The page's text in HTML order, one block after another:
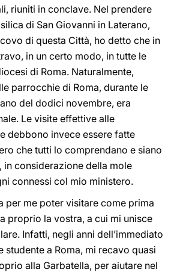
riuniti in conclave. Nel prendere
di San Giovanni in Laterano,
di questa Città, ho detto che in
in un certo modo, in tutte le
di Roma. Naturalmente,
parrocchie di Roma, durante le
del dodici novembre, era
Le visite effettive alle
debbono invece essere fatte
che tutti lo comprendano e siano
in considerazione della mole
connessi col mio ministero.
per me poter visitare come prima
proprio la vostra, a cui mi unisce
Infatti, negli anni dell’immediato
studente a Roma, mi recavo quasi
alla Garbatella, per aiutare nel